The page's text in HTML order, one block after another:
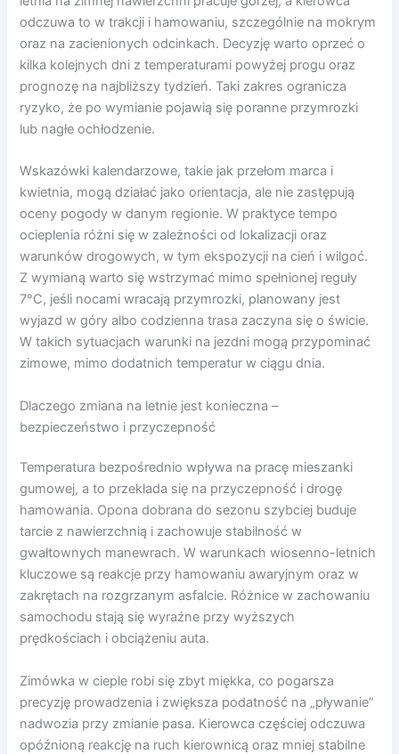
odczuwa to w trakcji i hamowaniu, szczególnie na mokrym
oraz na zacienionych odcinkach. Decyzję warto oprzeć o
kilka kolejnych dni z temperaturami powyżej progu oraz
prognozę na najbliższy tydzień. Taki zakres ogranicza
ryzyko, że po wymianie pojawią się poranne przymrozki
lub nagłe ochłodzenie.
Wskazówki kalendarzowe, takie jak przełom marca i
kwietnia, mogą działać jako orientacja, ale nie zastępują
oceny pogody w danym regionie. W praktyce tempo
ocieplenia różni się w zależności od lokalizacji oraz
warunków drogowych, w tym ekspozycji na cień i wilgoć.
Z wymianą warto się wstrzymać mimo spełnionej reguły
7°C, jeśli nocami wracają przymrozki, planowany jest
wyjazd w góry albo codzienna trasa zaczyna się o świcie.
W takich sytuacjach warunki na jezdni mogą przypominać
zimowe, mimo dodatnich temperatur w ciągu dnia.
Dlaczego zmiana na letnie jest konieczna –
bezpieczeństwo i przyczepność
Temperatura bezpośrednio wpływa na pracę mieszanki
gumowej, a to przekłada się na przyczepność i drogę
hamowania. Opona dobrana do sezonu szybciej buduje
tarcie z nawierzchnią i zachowuje stabilność w
gwałtownych manewrach. W warunkach wiosenno-letnich
kluczowe są reakcje przy hamowaniu awaryjnym oraz w
zakrętach na rozgrzanym asfalcie. Różnice w zachowaniu
samochodu stają się wyraźne przy wyższych
prędkościach i obciążeniu auta.
Zimówka w cieple robi się zbyt miękka, co pogarsza
precyzję prowadzenia i zwiększa podatność na „pływanie”
nadwozia przy zmianie pasa. Kierowca częściej odczuwa
opóźnioną reakcję na ruch kierownicą oraz mniej stabilne